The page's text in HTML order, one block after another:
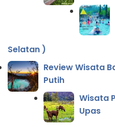
Selatan )
Review Wisata
Putih
Wisata
Upas